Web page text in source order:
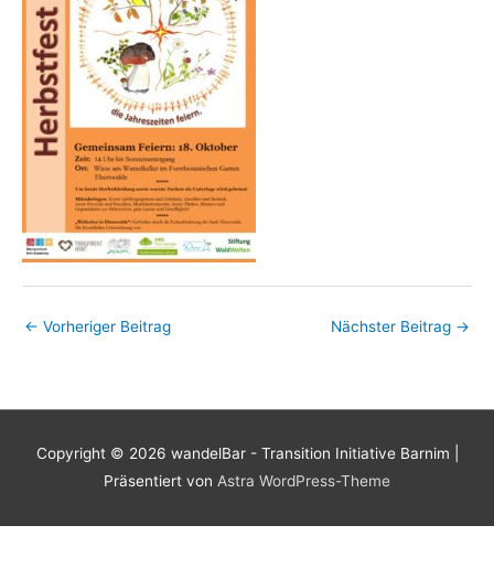
← Vorheriger Beitrag Nächster Beitrag →
Copyright © 2026 wandelBar - Transition Initiative Barnim
Präsentiert von Astra WordPress-Theme